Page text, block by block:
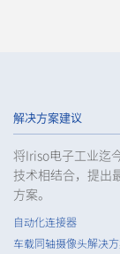
解决方案建议
将Iriso电子工业迄
技术相结合，提出
方案。
自动化连接器
车载同轴摄像头解决